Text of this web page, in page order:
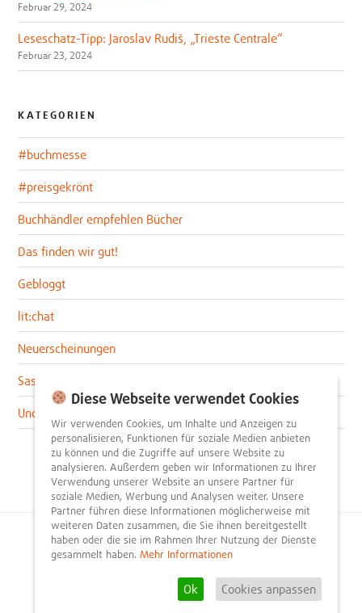
Februar 29, 2024
Leseschatz-Tipp: Jaroslav Rudiš, „Trieste Centrale“
Februar 23, 2024
KATEGORIEN
#buchmesse
#preisgekrönt
Buchhändler empfehlen Bücher
Das finden wir gut!
Gebloggt
lit:chat
Neuerscheinungen
Sascha im lit:blog
Uncategorized
© 2026litnity – Bücher entdecken und empfehlen.
Impressum
Kontakt
Registrieren
Newsletter
Diese Webseite verwendet Cookies
Wir verwenden Cookies, um Inhalte und Anzeigen zu
personalisieren, Funktionen für soziale Medien anbieten
zu können und die Zugriffe auf unsere Website zu
analysieren. Außerdem geben wir Informationen zu Ihrer
Verwendung unserer Website an unsere Partner für
soziale Medien, Werbung und Analysen weiter. Unsere
Partner führen diese Informationen möglicherweise mit
weiteren Daten zusammen, die Sie ihnen bereitgestellt
haben oder die sie im Rahmen Ihrer Nutzung der Dienste
gesammelt haben. Mehr Informationen
Ok Cookies anpassen